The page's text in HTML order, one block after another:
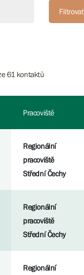
Filtrovat
61 kontaktů
Pracoviště
Regionální
pracoviště
Střední Čechy
Regionální
pracoviště
Střední Čechy
Regionální